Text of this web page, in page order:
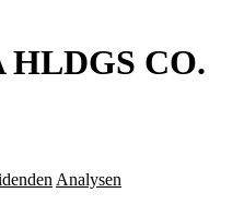
HLDGS CO.
Analysen